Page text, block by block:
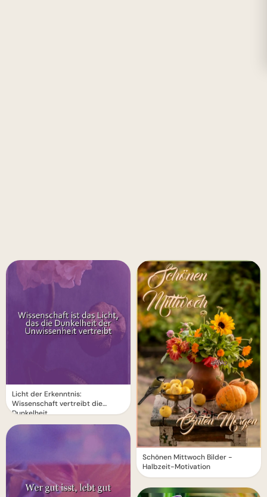
Licht der Erkenntnis:
Wissenschaft vertreibt die
Dunkelheit
Schönen Mittwoch Bilder -
Halbzeit-Motivation